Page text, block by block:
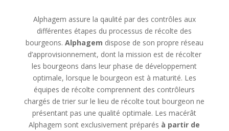
Alphagem assure la qaulité par des contrôles aux
différentes étapes du processus de récolte des
bourgeons. Alphagem dispose de son propre réseau
d’approvisionnement, dont la mission est de récolter
les bourgeons dans leur phase de développement
optimale, lorsque le bourgeon est à maturité. Les
équipes de récolte comprennent des contrôleurs
chargés de trier sur le lieu de récolte tout bourgeon ne
présentant pas une qualité optimale. Les macérât
Alphagem sont exclusivement préparés à partir de